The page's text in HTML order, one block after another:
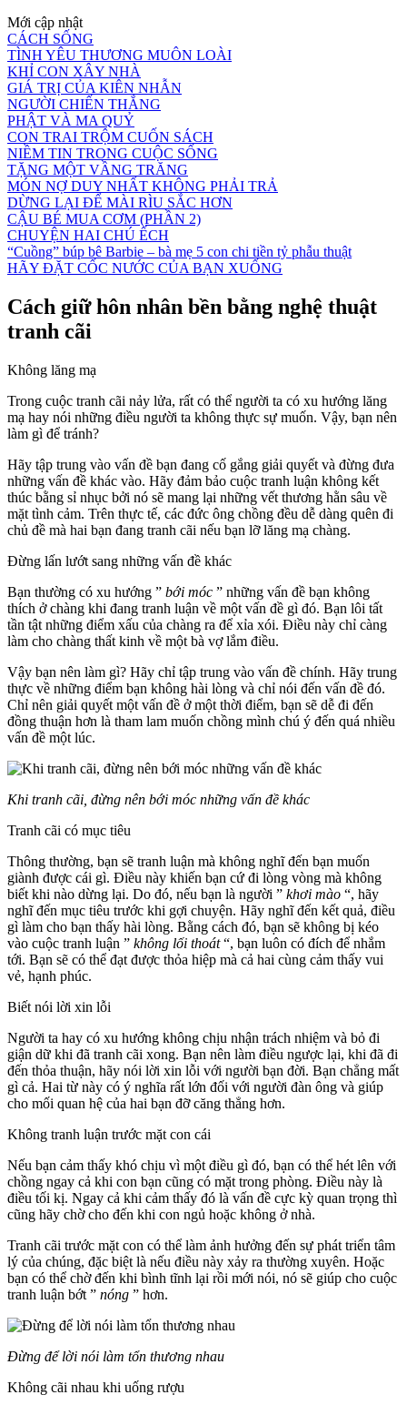
Mới cập nhật
CÁCH SỐNG
TÌNH YÊU THƯƠNG MUÔN LOÀI
KHỈ CON XÂY NHÀ
GIÁ TRỊ CỦA KIÊN NHẪN
NGƯỜI CHIẾN THẮNG
PHẬT VÀ MA QUỶ
CON TRAI TRỘM CUỐN SÁCH
NIỀM TIN TRONG CUỘC SỐNG
TẶNG MỘT VẦNG TRĂNG
MÓN NỢ DUY NHẤT KHÔNG PHẢI TRẢ
DỪNG LẠI ĐỂ MÀI RÌU SẮC HƠN
CẬU BÉ MUA CƠM (PHẦN 2)
CHUYỆN HAI CHÚ ẾCH
“Cuồng” búp bê Barbie – bà mẹ 5 con chi tiền tỷ phẫu thuật
HÃY ĐẶT CỐC NƯỚC CỦA BẠN XUỐNG
Cách giữ hôn nhân bền bằng nghệ thuật
tranh cãi
Không lăng mạ
Trong cuộc tranh cãi nảy lửa, rất có thể người ta có xu hướng lăng
mạ hay nói những điều người ta không thực sự muốn. Vậy, bạn nên
làm gì để tránh?
Hãy tập trung vào vấn đề bạn đang cố gắng giải quyết và đừng đưa
những vấn đề khác vào. Hãy đảm bảo cuộc tranh luận không kết
thúc bằng sỉ nhục bởi nó sẽ mang lại những vết thương hằn sâu về
mặt tình cảm. Trên thực tế, các đức ông chồng đều dễ dàng quên đi
chủ đề mà hai bạn đang tranh cãi nếu bạn lỡ lăng mạ chàng.
Đừng lấn lướt sang những vấn đề khác
Bạn thường có xu hướng ” bới móc ” những vấn đề bạn không
thích ở chàng khi đang tranh luận về một vấn đề gì đó. Bạn lôi tất
tần tật những điểm xấu của chàng ra để xỉa xói. Điều này chỉ càng
làm cho chàng thất kinh về một bà vợ lắm điều.
Vậy bạn nên làm gì? Hãy chỉ tập trung vào vấn đề chính. Hãy trung
thực về những điểm bạn không hài lòng và chỉ nói đến vấn đề đó.
Chỉ nên giải quyết một vấn đề ở một thời điểm, bạn sẽ dễ đi đến
đồng thuận hơn là tham lam muốn chồng mình chú ý đến quá nhiều
vấn đề một lúc.
Khi tranh cãi, đừng nên bới móc những vấn đề khác
Tranh cãi có mục tiêu
Thông thường, bạn sẽ tranh luận mà không nghĩ đến bạn muốn
giành được cái gì. Điều này khiến bạn cứ đi lòng vòng mà không
biết khi nào dừng lại. Do đó, nếu bạn là người ” khơi mào “, hãy
nghĩ đến mục tiêu trước khi gợi chuyện. Hãy nghĩ đến kết quả, điều
gì làm cho bạn thấy hài lòng. Bằng cách đó, bạn sẽ không bị kéo
vào cuộc tranh luận ” không lối thoát“, bạn luôn có đích để nhắm
tới. Bạn sẽ có thể đạt được thỏa hiệp mà cả hai cùng cảm thấy vui
vẻ, hạnh phúc.
Biết nói lời xin lỗi
Người ta hay có xu hướng không chịu nhận trách nhiệm và bỏ đi
giận dữ khi đã tranh cãi xong. Bạn nên làm điều ngược lại, khi đã đi
đến thỏa thuận, hãy nói lời xin lỗi với người bạn đời. Bạn chẳng mất
gì cả. Hai từ này có ý nghĩa rất lớn đối với người đàn ông và giúp
cho mối quan hệ của hai bạn đỡ căng thẳng hơn.
Không tranh luận trước mặt con cái
Nếu bạn cảm thấy khó chịu vì một điều gì đó, bạn có thể hét lên với
chồng ngay cả khi con bạn cũng có mặt trong phòng. Điều này là
điều tối kị. Ngay cả khi cảm thấy đó là vấn đề cực kỳ quan trọng thì
cũng hãy chờ cho đến khi con ngủ hoặc không ở nhà.
Tranh cãi trước mặt con có thể làm ảnh hưởng đến sự phát triển tâm
lý của chúng, đặc biệt là nếu điều này xảy ra thường xuyên. Hoặc
bạn có thể chờ đến khi bình tĩnh lại rồi mới nói, nó sẽ giúp cho cuộc
tranh luận bớt ” nóng ” hơn.
Đừng để lời nói làm tổn thương nhau
Không cãi nhau khi uống rượu